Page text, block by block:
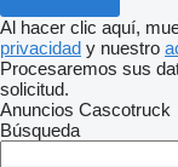
Al hacer clic aquí,
privacidad y nuestro
Procesaremos sus
solicitud.
Anuncios Cascotruck
Búsqueda